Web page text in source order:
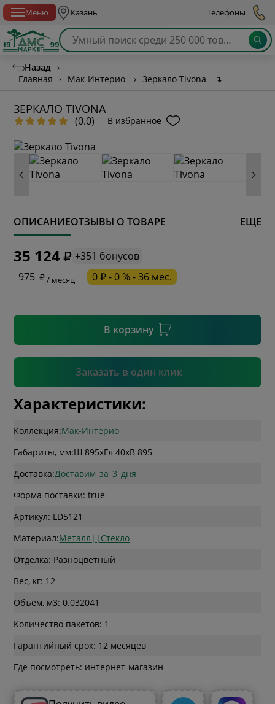
Меню Казань Телефоны
Назад ›
Главная
› Мак-Интерио › Зеркало Tivona ↴
ЗЕРКАЛО TIVONA
(0.0) В избранное
ОПИСАНИЕОТЗЫВЫ О ТОВАРЕ ЕЩЕ
35 124
+351 бонусов
975
/ месяц 0 ₽ - 0 % - 36 мес.
В корзину
Заказать в один клик
* обязательное поле
* необязательное поле
Подтвердить
Характеристики:
Коллекция:Мак-Интерио
Габариты, мм:Ш 895xГл 40xВ 895
Доставка:Доставим_за_3_дня
Форма поставки: true
Артикул: LD5121
Материал:Металл||Стекло
Отделка: Разноцветный
Вес, кг: 12
Объем, м3: 0.032041
Количество пакетов: 1
Гарантийный срок: 12 месяцев
Где посмотреть: интернет-магазин